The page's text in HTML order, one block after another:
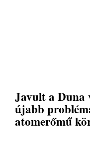
Javult a Duna
újabb
atomerőmű